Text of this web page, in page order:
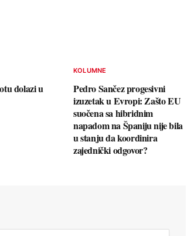
dolazi u
KOLUMNE
Pedro Sančez progesivni
izuzetak u Evropi: Zašto EU
suočena sa hibridnim
napadom na Španiju nije bila
u stanju da koordinira
zajednički odgovor?